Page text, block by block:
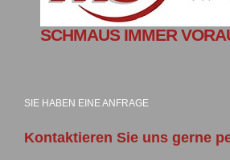
SCHMAUS IMMER
SIE HABEN EINE ANFRAGE
Kontaktieren Sie uns gerne